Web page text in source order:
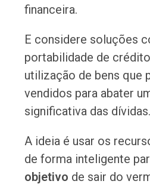
financeira.
E considere soluções
portabilidade de
utilização de bens que
vendidos para abater
significativa das dívidas.
A ideia é usar os
de forma inteligente
objetivo de sair do